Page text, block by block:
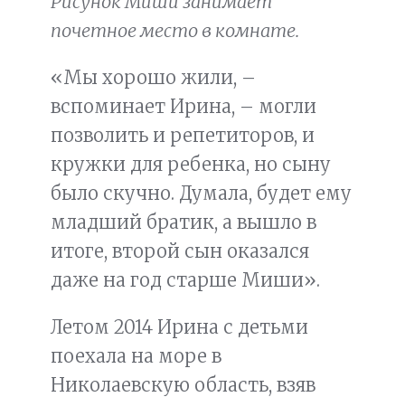
почетное место в комнате.
«Мы хорошо жили, –
вспоминает Ирина, – могли
позволить и репетиторов, и
кружки для ребенка, но сыну
было скучно. Думала, будет ему
младший братик, а вышло в
итоге, второй сын оказался
даже на год старше Миши».
Летом 2014 Ирина с детьми
поехала на море в
Николаевскую область, взяв